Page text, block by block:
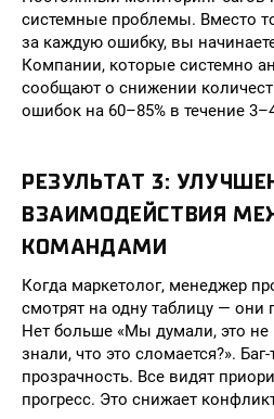
системные проблемы. Вместо
за каждую ошибку, вы
Компании, которые системно
сообщают о снижении
ошибок на 60–85% в течение
РЕЗУЛЬТАТ 3:
ВЗАИМОДЕЙСТВИЯ
КОМАНДАМИ
Когда маркетолог, менеджер
смотрят на одну таблицу — они
Нет больше «Мы думали, это
знали, что это сломается?».
прозрачность. Все видят
прогресс. Это снижает